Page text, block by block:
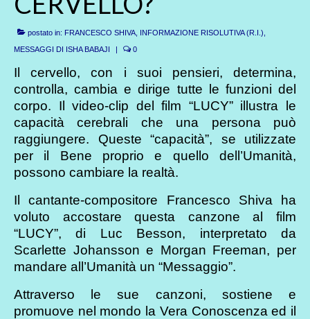
postato in: FRANCESCO SHIVA INFORMAZIONE RISOLUTIVA (R.I.)
MESSAGGI DI ISHA BABAJI
| 0
Il cervello, con i suoi pensieri, determina,
controlla, cambia e dirige tutte le funzioni del
corpo. Il video-clip del film “LUCY” illustra le
capacità cerebrali che una persona può
raggiungere. Queste “capacità”, se utilizzate
per il Bene proprio e quello dell’Umanità,
possono cambiare la realtà.
Il cantante-compositore Francesco Shiva ha
voluto accostare questa canzone al film
“LUCY”, di Luc Besson, interpretato da
Scarlette Johansson e Morgan Freeman, per
mandare all’Umanità un “Messaggio”.
Attraverso le sue canzoni, sostiene e
promuove nel mondo la Vera Conoscenza ed il